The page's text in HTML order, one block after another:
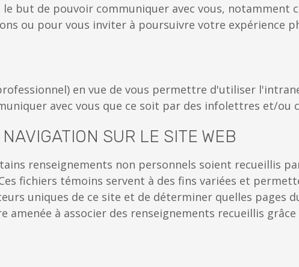
but de pouvoir communiquer avec vous, notamment
ou pour vous inviter à poursuivre votre expérience
en vue de vous permettre d'utiliser
avec vous que ce soit par des infolettres et/ou
SUR LE SITE WEB
renseignements non personnels soient recueillis
fichiers témoins servent à des fins variées et
uniques de ce site et de déterminer quelles pages
à associer des renseignements recueillis